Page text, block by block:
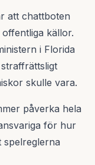
att chattboten
källor.
i Florida
skulle vara.
påverka hela
för hur
spelreglerna